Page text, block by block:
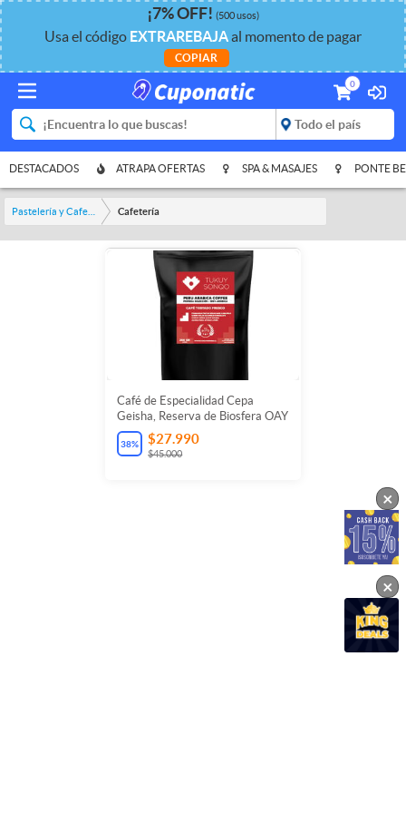
¡7%OFF! (500 usos)
Usa el código EXTRAREBAJAal momento de pagar
COPIAR
0
DESTACADOS ATRAPA OFERTAS SPA & MASAJES PONTE
Cafetería
Café de Especialidad Cepa
Geisha, Reserva de Biosfera OAY
38% $27.990
$45.000
×
×